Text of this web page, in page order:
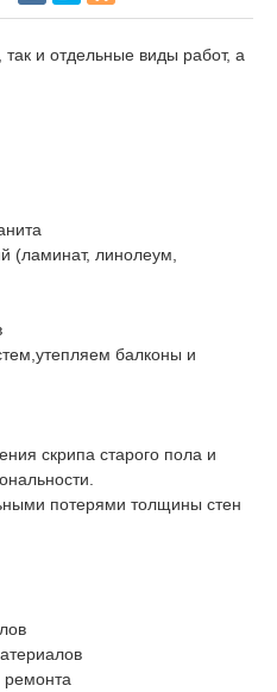
и отдельные виды работ, а
(ламинат, линолеум,
балконы и
скрипа старого пола и
потерями толщины стен
ремонта